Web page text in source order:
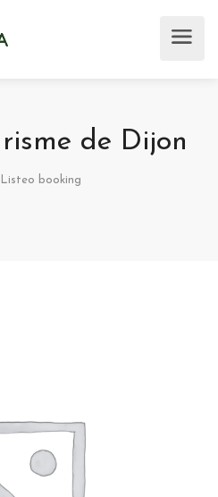
de Dijon
Listeo booking